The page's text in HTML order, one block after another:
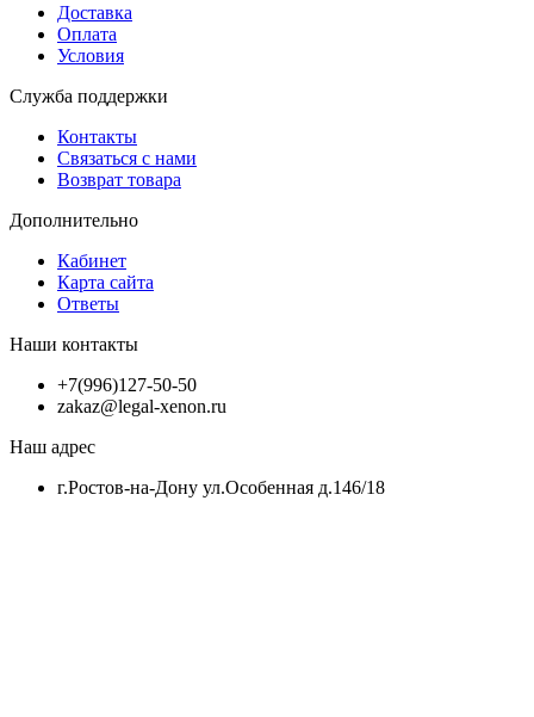
Доставка
Оплата
Условия
Служба поддержки
Контакты
Связаться с нами
Возврат товара
Дополнительно
Кабинет
Карта сайта
Ответы
Наши контакты
+7(996)127-50-50
zakaz@legal-xenon.ru
Наш адрес
г.Ростов-на-Дону ул.Особенная д.146/18